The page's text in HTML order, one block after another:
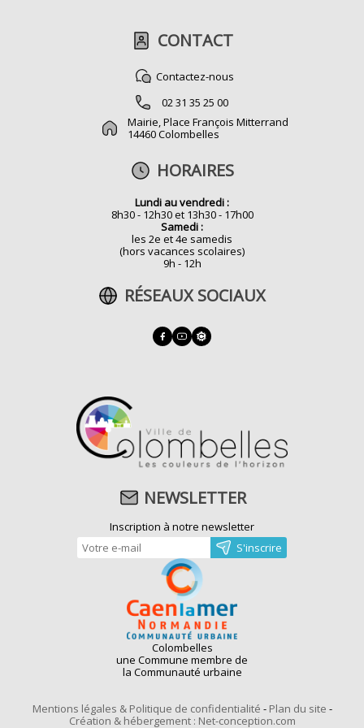
CONTACT
Contactez-nous
02 31 35 25 00
Mairie, Place François Mitterrand
14460 Colombelles
HORAIRES
Lundi au vendredi :
8h30 - 12h30 et 13h30 - 17h00
Samedi :
les 2e et 4e samedis
(hors vacances scolaires)
9h - 12h
RÉSEAUX SOCIAUX
NEWSLETTER
Inscription à notre newsletter
Colombelles
une Commune membre de
la Communauté urbaine
Mentions légales & Politique de confidentialité - Plan du site -
Création & hébergement : Net-conception.com